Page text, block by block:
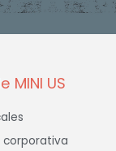
MINI US
corporativa